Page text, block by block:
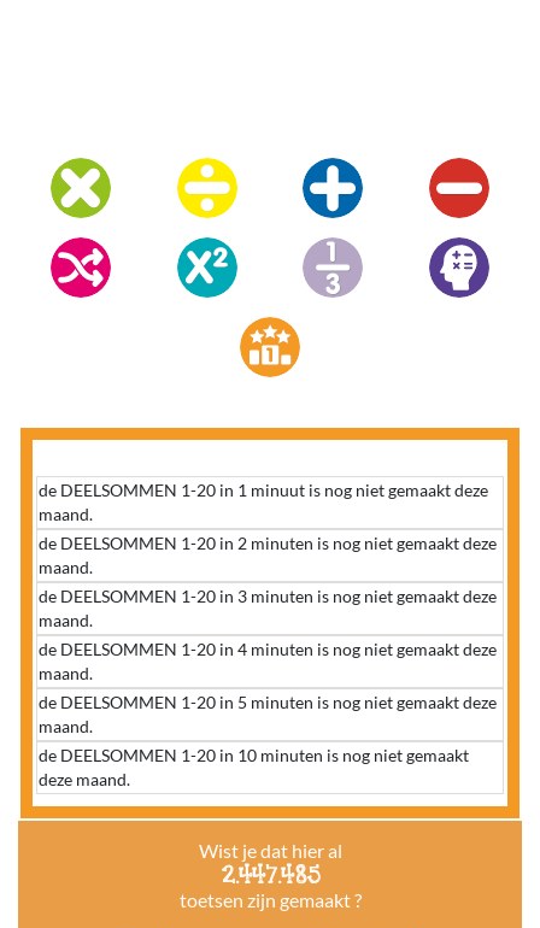
Wist je dat hier al
2.447.485
toetsen zijn gemaakt ?
de DEELSOMMEN 1-20 in 1 minuut is nog niet gemaakt deze
maand.
de DEELSOMMEN 1-20 in 2 minuten is nog niet gemaakt deze
maand.
de DEELSOMMEN 1-20 in 3 minuten is nog niet gemaakt deze
maand.
de DEELSOMMEN 1-20 in 4 minuten is nog niet gemaakt deze
maand.
de DEELSOMMEN 1-20 in 5 minuten is nog niet gemaakt deze
maand.
de DEELSOMMEN 1-20 in 10 minuten is nog niet gemaakt
deze maand.